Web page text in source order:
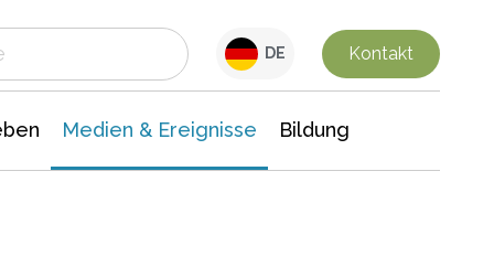
DE Kontakt
Medien & Ereignisse Bildung